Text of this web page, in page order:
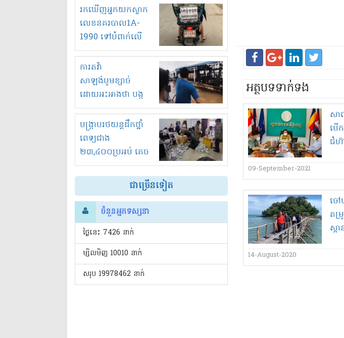
រកឃើញអ្នកយកស្លាក
លេខនគរបាល1A-
1990 ទៅបំពាក់លើ
ម៉ូតូរបស់ខ្លួន ដាកផ្លាក
រត់ឌុបហើយ
ការតវ៉ា
សាឡង់បូមខ្សាច់
ដោយអះអាងថា បង្ក
បាក់ច្រាំងទន្លេ និង
រំខានទាំងយប់ទាំងថ្ងៃ
បង្ក្រាបរថយន្តដឹកថ្នាំ
ពេទ្យជាង
២៣,៤០០ប្រអប់ គេច
ពន្ធនិងអត់ច្បាប់នាំ
ចូល!?
ជាច្រើនទៀត
ចំនួនអ្នកទស្សនា
ថ្ងៃនេះ​ 7426 នាក់
ម្សិលមិញ 10010 នាក់
សរុប 19978462 នាក់
អត្ថបទទាក់ទង
សា
បើ
ជំ​ហ៊
09-September-2021
ចៅ
តម្
ស្ព
14-August-2020